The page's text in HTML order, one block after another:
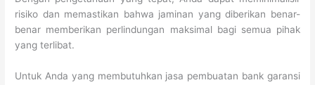
risiko dan memastikan bahwa jaminan yang diberikan benar-
benar memberikan perlindungan maksimal bagi semua pihak
yang terlibat.
Untuk Anda yang membutuhkan jasa pembuatan bank garansi